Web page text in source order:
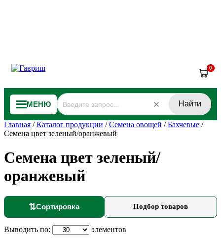
0
МЕНЮ Найти
Главная /Каталог продукции /Семена овощей /Бахчевые /
Семена цвет зеленый/оранжевый
Семена цвет зеленый/
оранжевый
⇅Сортировка Подбор товаров
Выводить по: элементов